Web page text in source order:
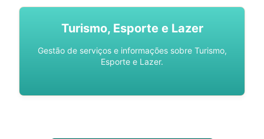
Turismo, Esporte e Lazer
Gestão de serviços e informações sobre Turismo,
Esporte e Lazer.